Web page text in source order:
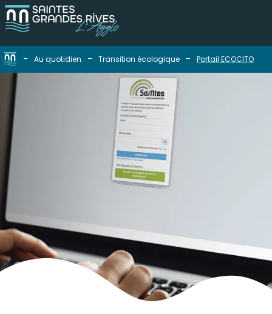
- Au quotidien - Transition écologique - Portail ECOCITO